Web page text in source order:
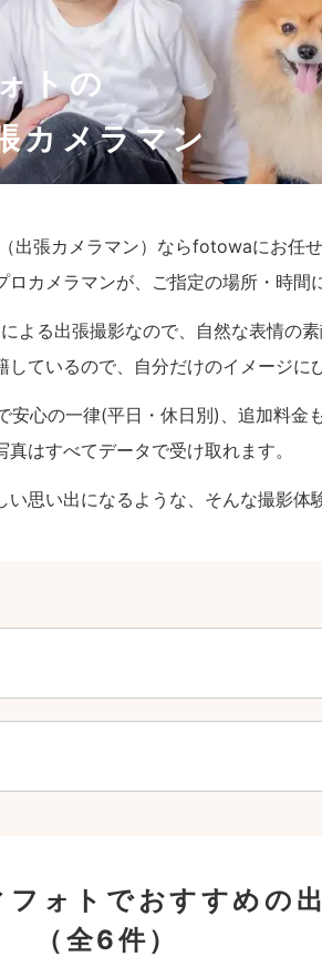
トの
カメラマン
出張カメラマン）ならfotowaにお任せ
カメラマンが、ご指定の場所・時間
よる出張撮影なので、自然な表情の素
ているので、自分だけのイメージに
心の一律(平日・休日別)、追加料金
真はすべてデータで受け取れます。
思い出になるような、そんな撮影体
ォトでおすすめの
（全6件）